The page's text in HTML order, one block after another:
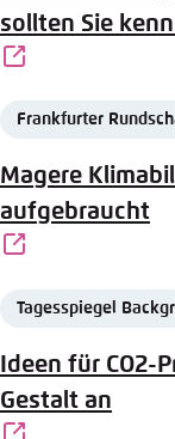
sollten Sie
Source
Frankfurter
Magere
aufgebraucht
Source
Tagesspiegel
Ideen für CO2-
Gestalt an